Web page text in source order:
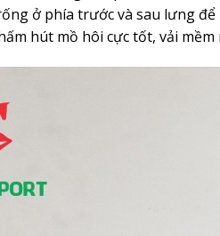
ở phía trước và sau lưng
hút mồ hôi cực tốt, vải